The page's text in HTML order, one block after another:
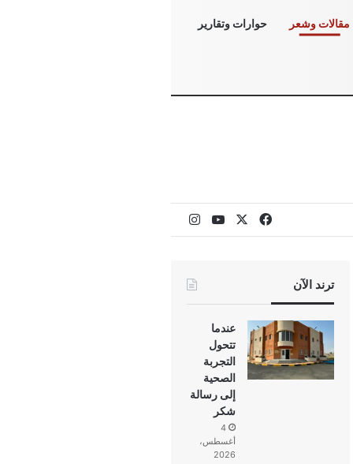
مقالات وشعر حوارات وتقارير
فيسبوك ‫YouTubeانستقرام
ترند الآن
عندما
تتحول
التجربة
الصحية
إلى رسالة
شكر
4
أغسطس،
2026